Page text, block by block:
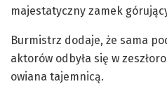
majestatyczny zamek
Burmistrz dodaje, że sama
aktorów odbyła się w
owiana tajemnicą.